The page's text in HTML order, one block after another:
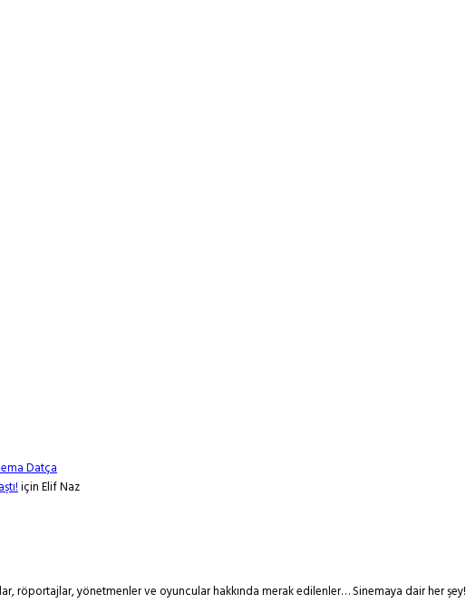
Datça
içinElif Naz
röportajlar, yönetmenler ve oyuncular hakkında merak edilenler… Sinemaya dair her şey!